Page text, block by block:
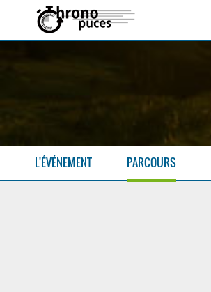
L'ÉVÉNEMENT PARCOURS